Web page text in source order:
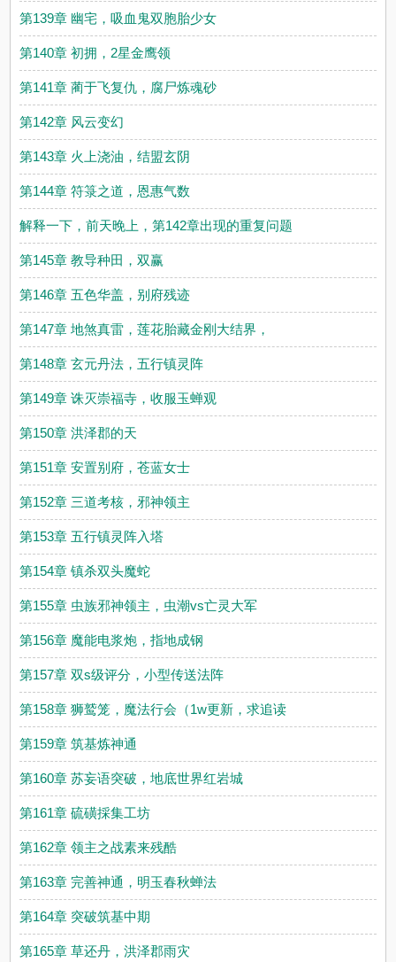
第139章 幽宅，吸血鬼双胞胎少女
第140章 初拥，2星金鹰领
第141章 蔺于飞复仇，腐尸炼魂砂
第142章 风云变幻
第143章 火上浇油，结盟玄阴
第144章 符箓之道，恩惠气数
解释一下，前天晚上，第142章出现的重复问题
第145章 教导种田，双赢
第146章 五色华盖，别府残迹
第147章 地煞真雷，莲花胎藏金刚大结界，
第148章 玄元丹法，五行镇灵阵
第149章 诛灭崇福寺，收服玉蝉观
第150章 洪泽郡的天
第151章 安置别府，苍蓝女士
第152章 三道考核，邪神领主
第153章 五行镇灵阵入塔
第154章 镇杀双头魔蛇
第155章 虫族邪神领主，虫潮vs亡灵大军
第156章 魔能电浆炮，指地成钢
第157章 双s级评分，小型传送法阵
第158章 狮鹫笼，魔法行会（1w更新，求追读
第159章 筑基炼神通
第160章 苏妄语突破，地底世界红岩城
第161章 硫磺採集工坊
第162章 领主之战素来残酷
第163章 完善神通，明玉春秋蝉法
第164章 突破筑基中期
第165章 草还丹，洪泽郡雨灾